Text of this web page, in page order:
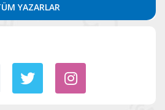
YAZARLAR